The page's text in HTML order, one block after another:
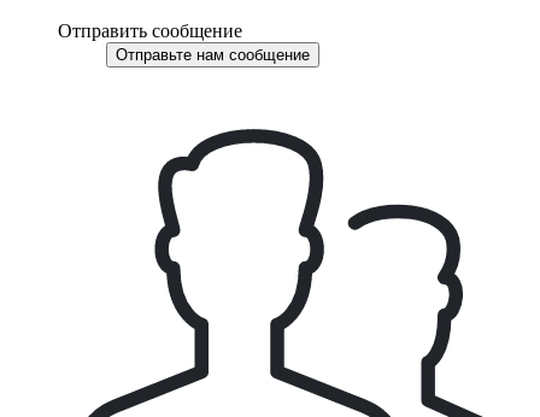
Отправить сообщение
Отправьте нам сообщение